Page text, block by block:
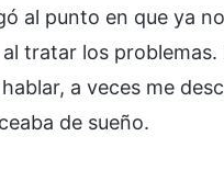
al punto en que ya
tratar los problemas.
a veces me
de sueño.